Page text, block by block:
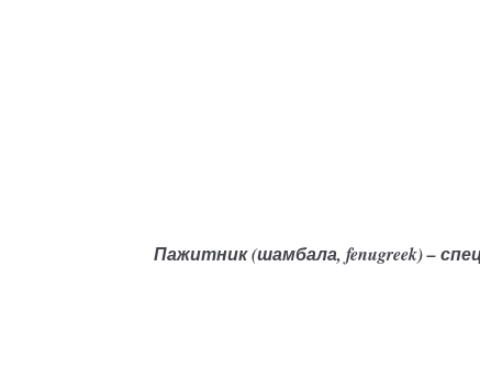
Пажитник (шамбала, fenugreek) –